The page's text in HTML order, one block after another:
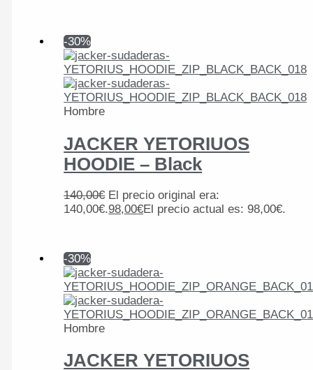
-30%
Hombre
JACKER YETORIUOS
HOODIE – Black
140,00€ El precio original era:
140,00€.98,00€El precio actual es: 98,00€.
-30%
Hombre
JACKER YETORIUOS